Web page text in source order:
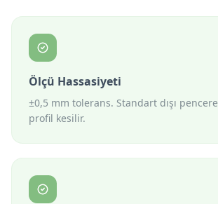
Ölçü Hassasiyeti
±0,5 mm tolerans. Standart dışı
profil kesilir.